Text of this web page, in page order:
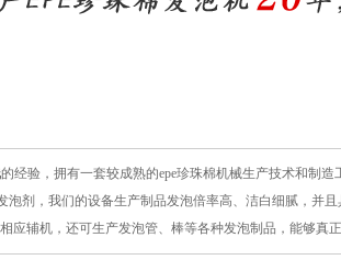
的经验，拥有一套较成熟的epe珍珠棉机械生产技术和制
剂，我们的设备生产制品发泡倍率高、洁白细腻，并
应辅机，还可生产发泡管、棒等各种发泡制品，能够真